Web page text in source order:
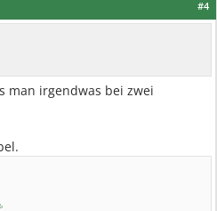
#4
man irgendwas bei zwei